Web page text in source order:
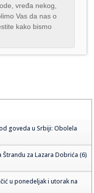
vređa nekog,
Vas da nas o
kako bismo
goveda u Srbiji: Obolela
Štrandu za Lazara Dobrića (6)
u ponedeljak i utorak na